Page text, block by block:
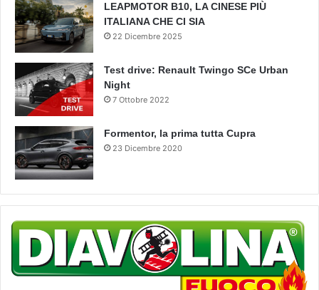
LEAPMOTOR B10, LA CINESE PIÙ
ITALIANA CHE CI SIA
22 Dicembre 2025
Test drive: Renault Twingo SCe Urban
Night
7 Ottobre 2022
Formentor, la prima tutta Cupra
23 Dicembre 2020